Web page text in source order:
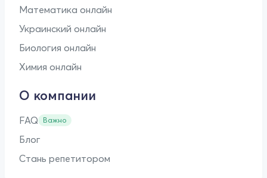
Математика онлайн
Украинский онлайн
Биология онлайн
Химия онлайн
О компании
FAQ Важно
Блог
Стань репетитором